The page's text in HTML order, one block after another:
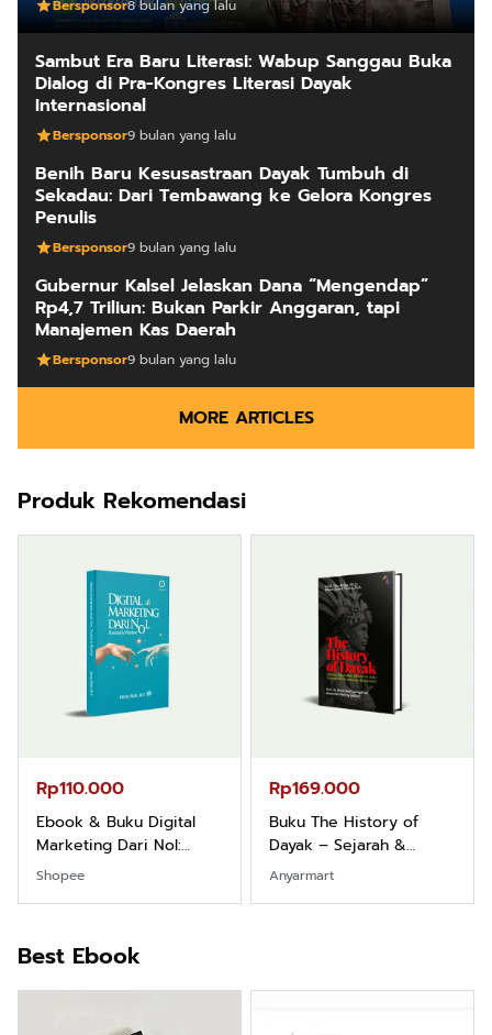
Bersponsor8 bulan yang lalu
Sambut Era Baru Literasi: Wabup Sanggau Buka
Dialog di Pra-Kongres Literasi Dayak
Internasional
Bersponsor9 bulan yang lalu
Benih Baru Kesusastraan Dayak Tumbuh di
Sekadau: Dari Tembawang ke Gelora Kongres
Penulis
Bersponsor9 bulan yang lalu
Gubernur Kalsel Jelaskan Dana “Mengendap”
Rp4,7 Triliun: Bukan Parkir Anggaran, tapi
Manajemen Kas Daerah
Bersponsor9 bulan yang lalu
MORE ARTICLES
Produk Rekomendasi
Rp110.000
Ebook & Buku Digital
Marketing Dari Nol:
Fondasi & Mindset untuk
Pemula
Shopee
Rp169.000
Buku The History of
Dayak – Sejarah &
Identitas Borneo Asli
Anyarmart
Best Ebook